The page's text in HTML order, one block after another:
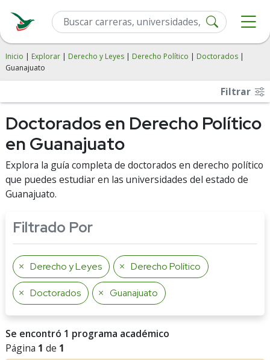
Inicio | Explorar | Derecho y Leyes | Derecho Político | Doctorados |
Guanajuato
Filtrar
Doctorados en Derecho Político
en Guanajuato
Explora la guía completa de doctorados en derecho político
que puedes estudiar en las universidades del estado de
Guanajuato.
Filtrado Por
Derecho y Leyes Derecho Político
Doctorados Guanajuato
Se encontró 1 programa académico
Página 1 de 1